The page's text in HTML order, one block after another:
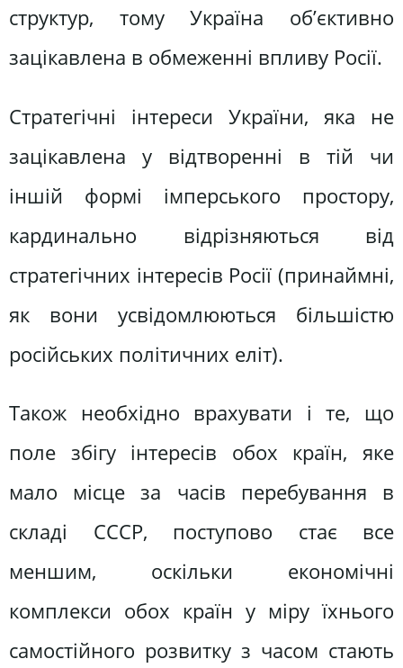
структур, тому Україна об’єктивно
зацікавлена в обмеженні впливу Росії.
Стратегічні інтереси України, яка не
зацікавлена у відтворенні в тій чи
іншій формі імперського простору,
кардинально відрізняються від
стратегічних інтересів Росії (принаймні,
як вони усвідомлюються більшістю
російських політичних еліт).
Також необхідно врахувати і те, що
поле збігу інтересів обох країн, яке
мало місце за часів перебування в
складі СССР, поступово стає все
меншим, оскільки економічні
комплекси обох країн у міру їхнього
самостійного розвитку з часом стають